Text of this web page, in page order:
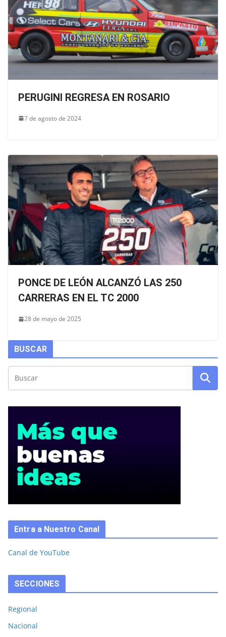
PERUGINI REGRESA EN ROSARIO
7 de agosto de 2024
PONCE DE LEÓN ALCANZÓ LAS 250
CARRERAS EN EL TC 2000
28 de mayo de 2025
BUSCAR
Entra a Nuestro Canal
Canal de YouTube
SECCIONES
Regional
Nacional